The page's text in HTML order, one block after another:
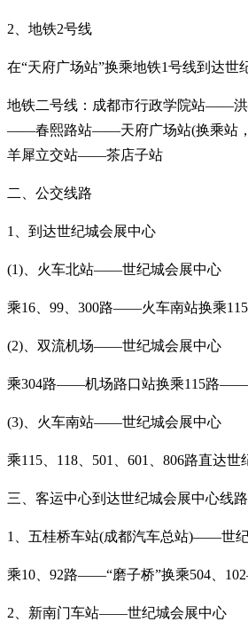
2、地铁2号线
在“天府广场站”换乘地铁1号线到达世
地铁二号线：成都市行政学院站
——春熙路站——天府广场站(换乘站
羊犀立交站——茶店子站
二、公交线路
1、到达世纪城会展中心
(1)、火车北站——世纪城会展中心
乘16、99、300路——火车南站换乘
(2)、双流机场——世纪城会展中心
乘304路——机场路口站换乘115路——
(3)、火车南站——世纪城会展中心
乘115、118、501、601、806路直达
三、客运中心到达世纪城会展中心线路
1、五桂桥车站(成都汽车总站)——世
乘10、92路——“磨子桥”换乘504、
2、新南门车站——世纪城会展中心